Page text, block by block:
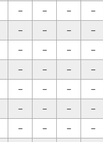
－ － － －
－ － － －
－ － － －
－ － － －
－ － － －
－ － － －
－ － － －